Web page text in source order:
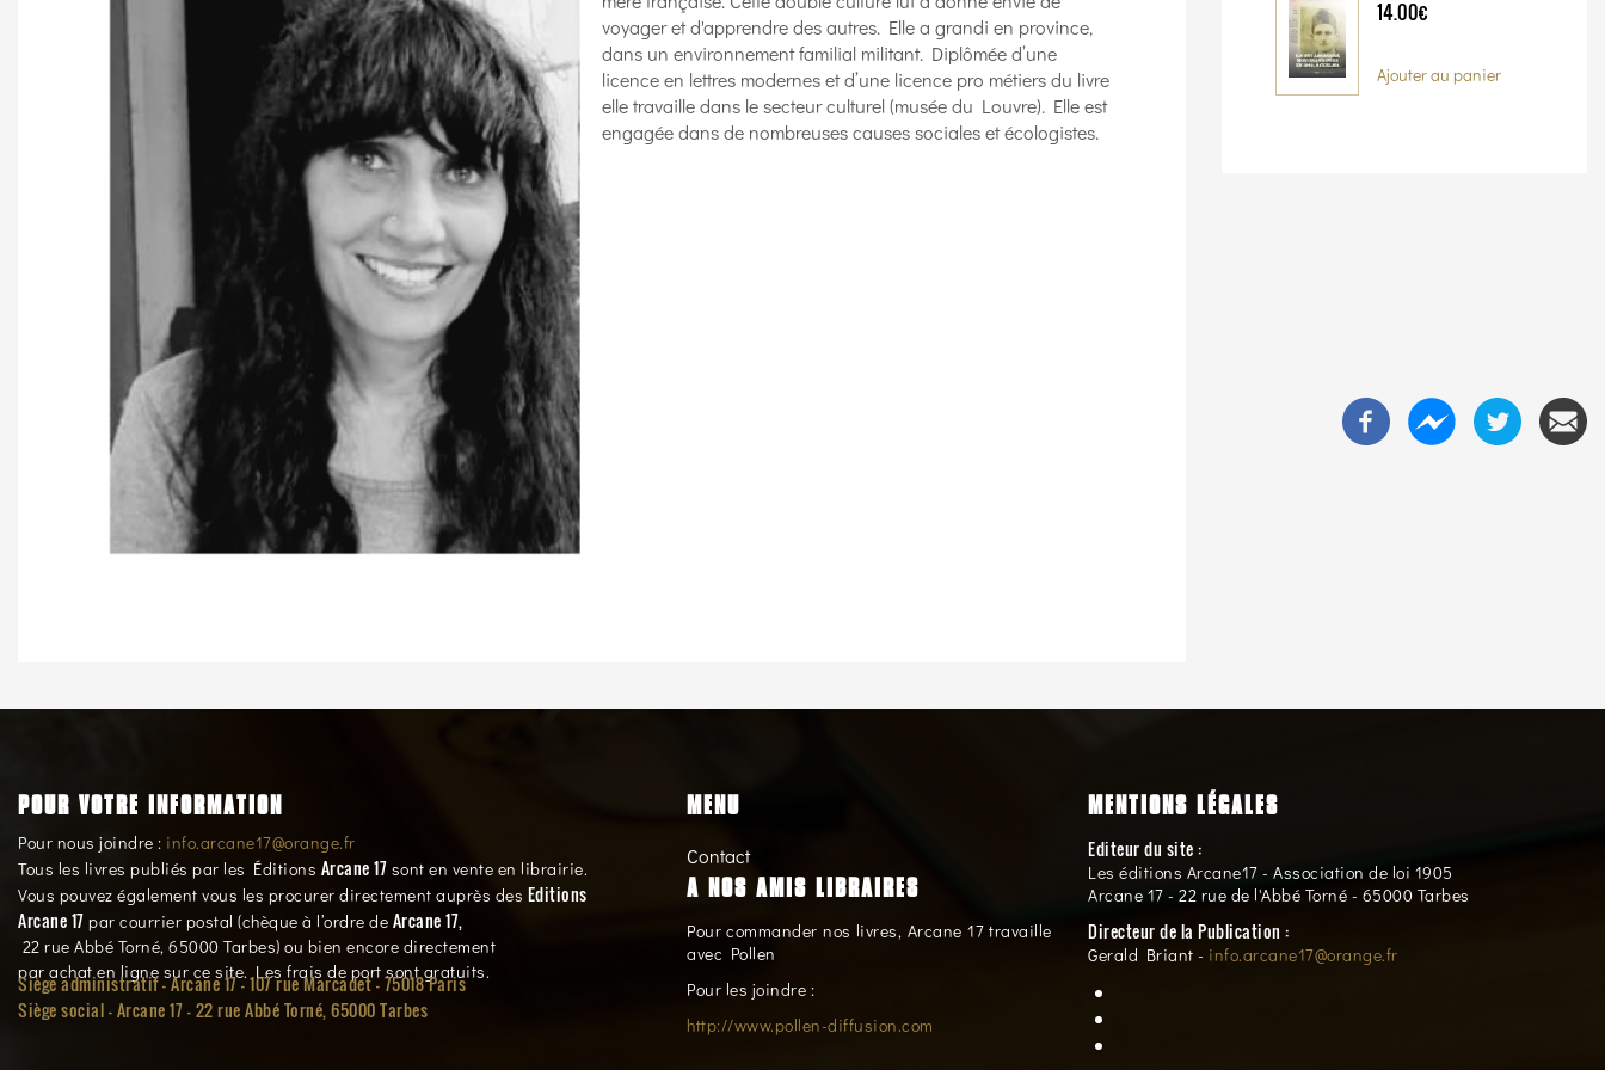
voyager et d'apprendre des autres. Elle a grandi en province,
dans un environnement familial militant. Diplômée d’une
licence en lettres modernes et d’une licence pro métiers du livre
elle travaille dans le secteur culturel (musée du Louvre). Elle est
engagée dans de nombreuses causes sociales et écologistes.
14.00€
Ajouter au panier
POUR VOTRE INFORMATION
Pour nous joindre : info.arcane17@orange.fr
Tous les livres publiés par les Éditions Arcane 17 sont en vente en librairie.
Vous pouvez également vous les procurer directement auprès des Editions
Arcane 17 par courrier postal (chèque à l’ordre de Arcane 17,
22 rue Abbé Torné, 65000 Tarbes) ou bien encore directement
par achat en ligne sur ce site. Les frais de port sont gratuits.
Siège administratif - Arcane 17 - 107 rue Marcadet - 75018 Paris
Siège social -Arcane 17 - 22 rue Abbé Torné, 65000 Tarbes
MENU
Contact
A NOS AMIS LIBRAIRES
Pour commander nos livres, Arcane 17 travaille
avec Pollen
Pour les joindre :
http://www.pollen-diffusion.com
MENTIONS LÉGALES
Editeur du site :
Les éditions Arcane17 - Association de loi 1905
Arcane 17 - 22 rue de l'Abbé Torné - 65000 Tarbes
Directeur de la Publication :
Gerald Briant - info.arcane17@orange.fr